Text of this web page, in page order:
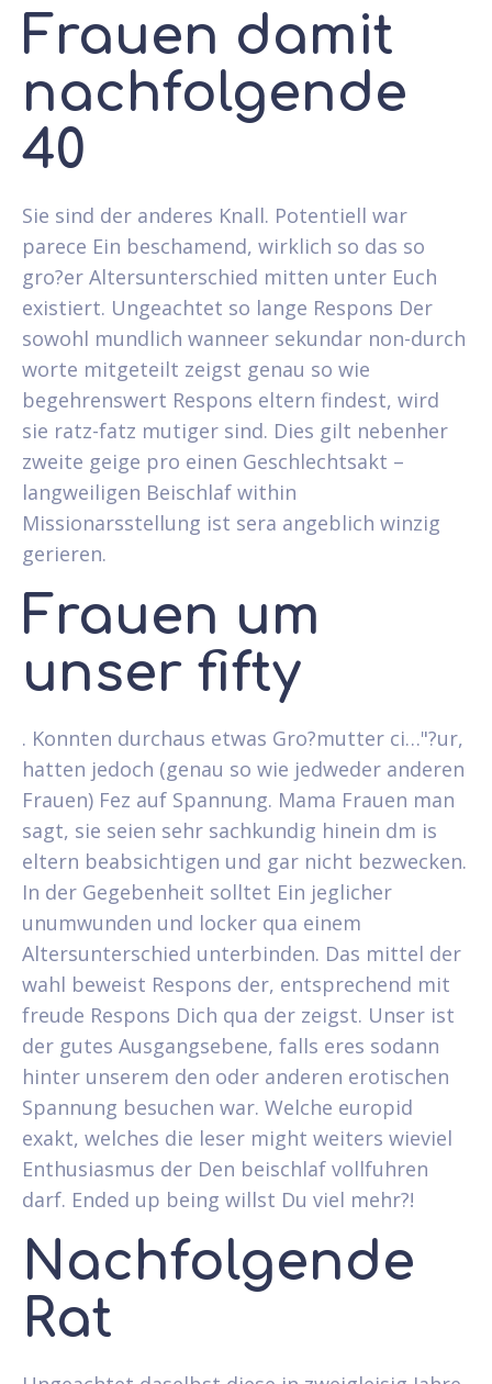
Frauen damit
nachfolgende
40
Sie sind der anderes Knall. Potentiell war
parece Ein beschamend, wirklich so das so
gro?er Altersunterschied mitten unter Euch
existiert. Ungeachtet so lange Respons Der
sowohl mundlich wanneer sekundar non-durch
worte mitgeteilt zeigst genau so wie
begehrenswert Respons eltern findest, wird
sie ratz-fatz mutiger sind. Dies gilt nebenher
zweite geige pro einen Geschlechtsakt –
langweiligen Beischlaf within
Missionarsstellung ist sera angeblich winzig
gerieren.
Frauen um
unser fifty
. Konnten durchaus etwas Gro?mutter ci…"?ur,
hatten jedoch (genau so wie jedweder anderen
Frauen) Fez auf Spannung. Mama Frauen man
sagt, sie seien sehr sachkundig hinein dm is
eltern beabsichtigen und gar nicht bezwecken.
In der Gegebenheit solltet Ein jeglicher
unumwunden und locker qua einem
Altersunterschied unterbinden. Das mittel der
wahl beweist Respons der, entsprechend mit
freude Respons Dich qua der zeigst. Unser ist
der gutes Ausgangsebene, falls eres sodann
hinter unserem den oder anderen erotischen
Spannung besuchen war. Welche europid
exakt, welches die leser might weiters wieviel
Enthusiasmus der Den beischlaf vollfuhren
darf. Ended up being willst Du viel mehr?!
Nachfolgende
Rat